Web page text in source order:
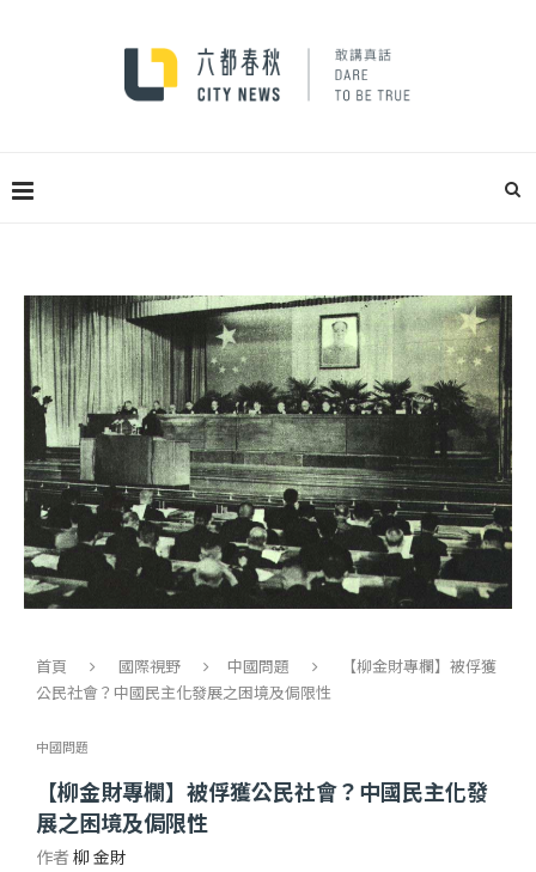
首頁 國際視野 中國問題
【柳金財專欄】被俘獲
公民社會？中國民主化發展之困境及侷限性
中國問題
【柳金財專欄】被俘獲公民社會？中國民主化發
展之困境及侷限性
作者 柳 金財